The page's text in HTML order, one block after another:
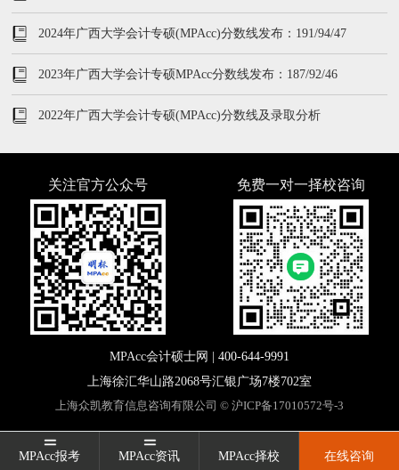
2024年广西大学会计专硕(MPAcc)分数线发布：191/94/47
2023年广西大学会计专硕MPAcc分数线发布：187/92/46
2022年广西大学会计专硕(MPAcc)分数线及录取分析
MPAcc报考 MPAcc资讯 MPAcc择校 在线咨询
关注官方公众号 免费一对一择校咨询
MPAcc会计硕士网 | 400-644-9991
上海徐汇华山路2068号汇银广场7楼702室
上海众凯教育信息咨询有限公司 © 沪ICP备17010572号-3
MPAcc报考 MPAcc资讯 MPAcc择校 在线咨询